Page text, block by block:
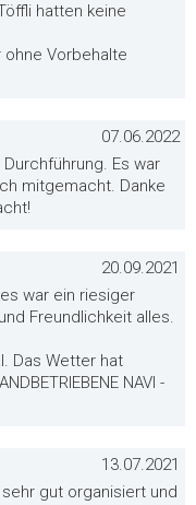
hatten keine
ohne Vorbehalte
07.06.2022
Es war
mitgemacht. Danke
20.09.2021
war ein riesiger
Freundlichkeit alles.
Das Wetter hat
NAVI -
13.07.2021
gut organisiert und